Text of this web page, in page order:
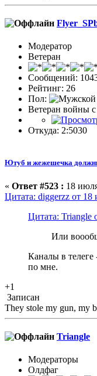
Модератор
Ветеран
Сообщений:
Рейтинг: 26
Пол:
Ветеран войны
Откуда: 2:5030
Ютуб и жежешечка
« Ответ #523 : 18
Цитата: diggerzz от
Цитата: Triangle
Или
Каналы в телеге
по мне.
+1
Записан
They stole my gun, my
Triangle
Модераторы
Олдфаг